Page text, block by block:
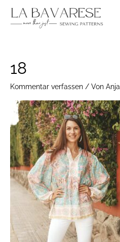
Inhalt
18
Kommentar verfassen / Von Anja